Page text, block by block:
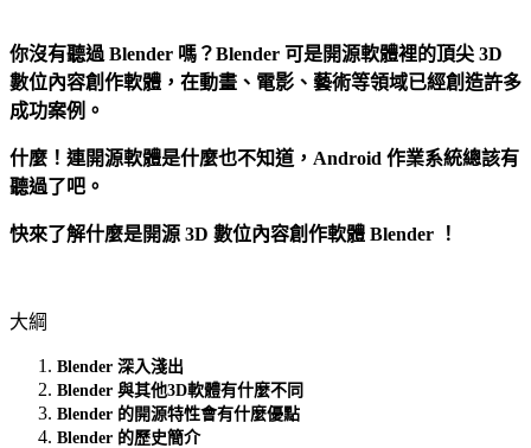
你沒有聽過 Blender 嗎？Blender 可是開源軟體裡的頂尖 3D
數位內容創作軟體 ，在動畫、電影、藝術等領域已經創造許多
成功案例。
什麼！連開源軟體是什麼也不知道，Android 作業系統總該有
聽過了吧。
快來了解什麼是開源 3D 數位內容創作軟體 Blender ！
大綱
Blender 深入淺出
Blender 與其他3D軟體有什麼不同
Blender 的開源特性會有什麼優點
Blender 的歷史簡介